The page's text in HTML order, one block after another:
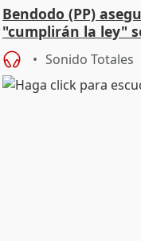
Bendodo (PP)
"cumplirán la ley"
Sonido Totales